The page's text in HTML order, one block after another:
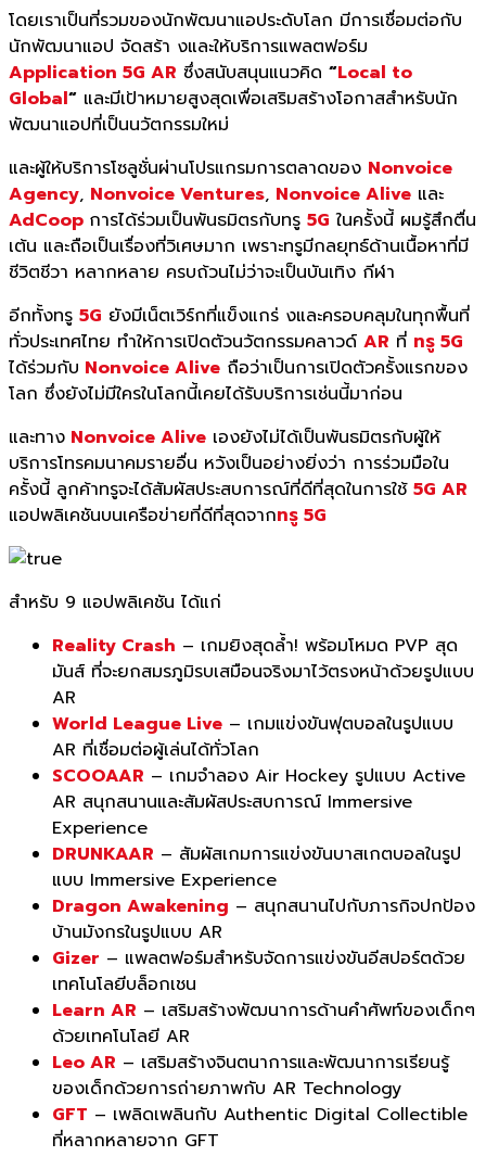
โดยเราเป็นที่รวมของนักพัฒนาแอประดับโลก มีการเชื่อมต่อกับ
นักพัฒนาแอป จัดสร้า งและให้บริการแพลตฟอร์ม
Application 5G AR ซึ่งสนับสนุนแนวคิด “Local to
Global“ และมีเป้าหมายสูงสุดเพื่อเสริมสร้างโอกาสสำหรับนัก
พัฒนาแอปที่เป็นนวัตกรรมใหม่
และผู้ให้บริการโซลูชั่นผ่านโปรแกรมการตลาดของ Nonvoice
Agency, Nonvoice Ventures, Nonvoice Alive และ
AdCoop การได้ร่วมเป็นพันธมิตรกับทรู 5G ในครั้งนี้ ผมรู้สึกตื่น
เต้น และถือเป็นเรื่องที่วิเศษมาก เพราะทรูมีกลยุทธ์ด้านเนื้อหาที่มี
ชีวิตชีวา หลากหลาย ครบถ้วนไม่ว่าจะเป็นบันเทิง กีฬา
อีกทั้งทรู 5G ยังมีเน็ตเวิร์กที่แข็งแกร่ งและครอบคลุมในทุกพื้นที่
ทั่วประเทศไทย ทำให้การเปิดตัวนวัตกรรมคลาวด์ AR ที่ ทรู 5G
ได้ร่วมกับ Nonvoice Alive ถือว่าเป็นการเปิดตัวครั้งแรกของ
โลก ซึ่งยังไม่มีใครในโลกนี้เคยได้รับบริการเช่นนี้มาก่อน
และทาง Nonvoice Alive เองยังไม่ได้เป็นพันธมิตรกับผู้ให้
บริการโทรคมนาคมรายอื่น หวังเป็นอย่างยิ่งว่า การร่วมมือใน
ครั้งนี้ ลูกค้าทรูจะได้สัมผัสประสบการณ์ที่ดีที่สุดในการใช้ 5G AR
แอปพลิเคชันบนเครือข่ายที่ดีที่สุดจากทรู 5G
สำหรับ 9 แอปพลิเคชัน ได้แก่
Reality Crash – เกมยิงสุดล้ำ! พร้อมโหมด PVP สุด
มันส์ ที่จะยกสมรภูมิรบเสมือนจริงมาไว้ตรงหน้าด้วยรูปแบบ
AR
World League Live – เกมแข่งขันฟุตบอลในรูปแบบ
AR ที่เชื่อมต่อผู้เล่นได้ทั่วโลก
SCOOAAR – เกมจำลอง Air Hockey รูปแบบ Active
AR สนุกสนานและสัมผัสประสบการณ์ Immersive
Experience
DRUNKAAR – สัมผัสเกมการแข่งขันบาสเกตบอลในรูป
แบบ Immersive Experience
Dragon Awakening – สนุกสนานไปกับภารกิจปกป้อง
บ้านมังกรในรูปแบบ AR
Gizer – แพลตฟอร์มสำหรับจัดการแข่งขันอีสปอร์ตด้วย
เทคโนโลยีบล็อกเชน
Learn AR – เสริมสร้างพัฒนาการด้านคำศัพท์ของเด็กๆ
ด้วยเทคโนโลยี AR
Leo AR – เสริมสร้างจินตนาการและพัฒนาการเรียนรู้
ของเด็กด้วยการถ่ายภาพกับ AR Technology
GFT – เพลิดเพลินกับ Authentic Digital Collectible
ที่หลากหลายจาก GFT